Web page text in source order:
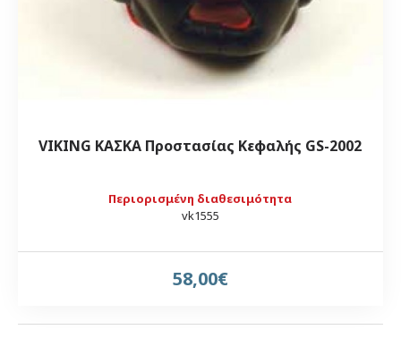
Περιορισμένη διαθεσιμότητα
vk1555
VIKING ΚΑΣΚΑ Προστασίας Κεφαλής GS-2002
58,00€